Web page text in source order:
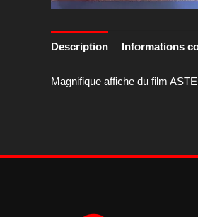
Description Informations
Magnifique affiche du film